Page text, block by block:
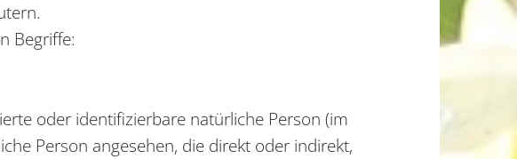
Begriffe:
oder identifizierbare natürliche Person (im
Person angesehen, die direkt oder indirekt,